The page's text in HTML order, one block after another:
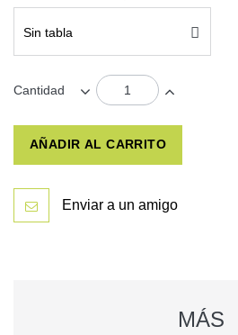
Sin tabla
Cantidad
AÑADIR AL CARRITO
Enviar a un amigo
MÁS